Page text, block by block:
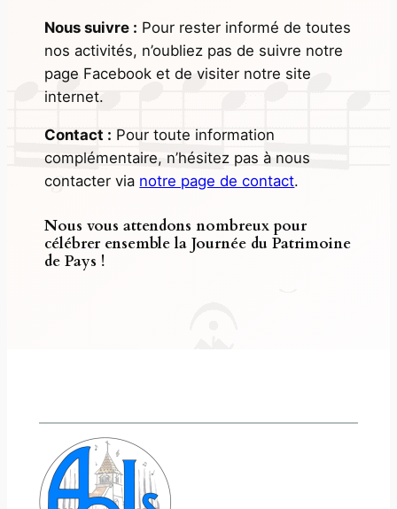
Nous suivre : Pour rester informé de toutes
nos activités, n’oubliez pas de suivre notre
page Facebook et de visiter notre site
internet.
Contact : Pour toute information
complémentaire, n’hésitez pas à nous
contacter via notre page de contact.
Nous vous attendons nombreux pour
célébrer ensemble la Journée du Patrimoine
de Pays !